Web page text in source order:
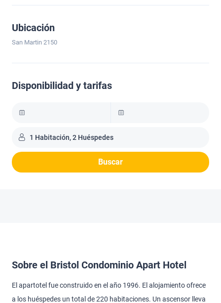
Ubicación
San Martin 2150
Disponibilidad y tarifas
1 Habitación, 2 Huéspedes
Buscar
Sobre el Bristol Condominio Apart Hotel
El apartotel fue construido en el año 1996. El alojamiento ofrece
a los huéspedes un total de 220 habitaciones. Un ascensor lleva